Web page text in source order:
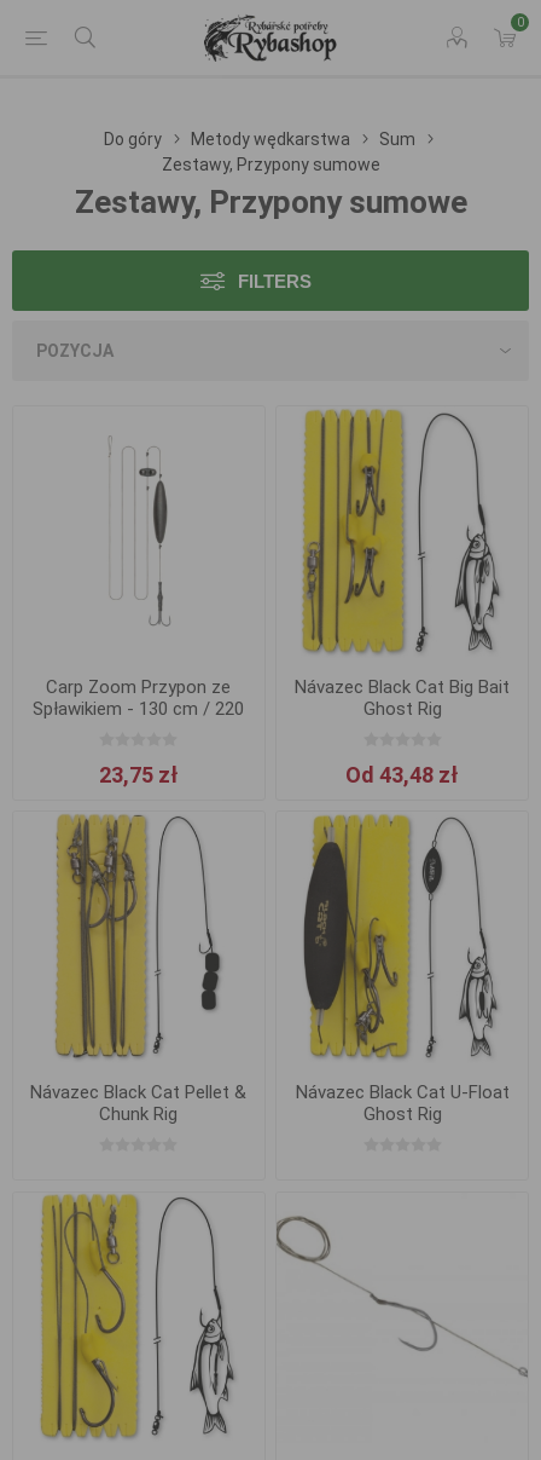
0
Do góry Metody wędkarstwa
Sum
Zestawy, Przypony sumowe
Zestawy, Przypony sumowe
FILTERS
Carp Zoom Przypon ze
Spławikiem - 130 cm / 220
23,75 zł
Návazec Black Cat Big Bait
Ghost Rig
Od 43,48 zł
Návazec Black Cat Pellet &
Chunk Rig
Návazec Black Cat U-Float
Ghost Rig